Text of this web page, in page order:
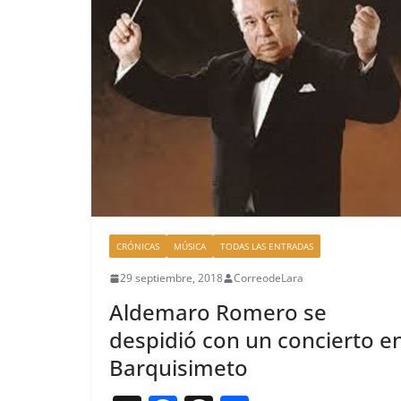
CRÓNICAS MÚSICA TODAS LAS ENTRADAS
29 septiembre, 2018 CorreodeLara
Aldemaro Romero se
despidió con un concierto
Barquisimeto